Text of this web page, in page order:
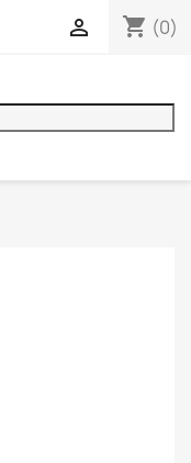
shopping_cart (0)
